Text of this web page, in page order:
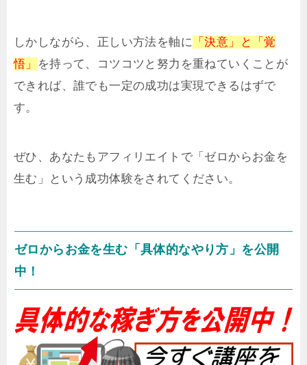
しかしながら、正しい方法を軸に
「決意」と「覚
悟」
を持って、コツコツと努力を重ねていくことが
できれば、誰でも一定の成功は実現できるはずで
す。
ぜひ、あなたもアフィリエイトで「ゼロからお金を
生む」という成功体験をされてください。
ゼロからお金を生む「具体的なやり方」を公開
中！